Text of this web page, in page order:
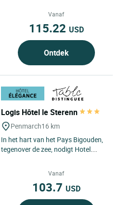
Vanaf
115.22 USD
Ontdek
Logis Hôtel le Sterenn
Penmarch16 km
In het hart van het Pays Bigouden,
tegenover de zee, nodigt Hotel
Gastronomisch,...
Vanaf
103.7 USD